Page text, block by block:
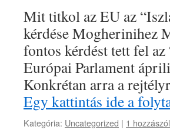
Mit titkol az EU az
kérdése Mogherinihez
fontos kérdést tett fel
Európai Parlament
Konkrétan arra a
Egy kattintás ide a
Kategória: Uncategorized | 1